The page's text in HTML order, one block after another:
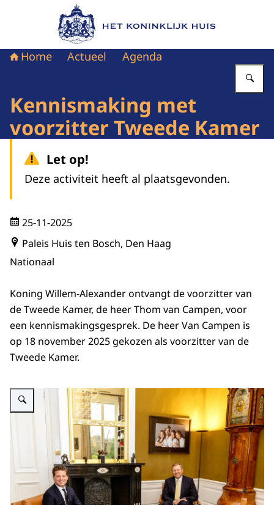
Naar de homepage van Het Koninklijk Huis
Home Actueel Agenda
Kennismaking met
voorzitter Tweede Kamer
Let op!
Deze activiteit heeft al plaatsgevonden.
25-11-2025
Paleis Huis ten Bosch, Den Haag
Nationaal
Koning Willem-Alexander ontvangt de voorzitter van
de Tweede Kamer, de heer Thom van Campen, voor
een kennismakingsgesprek. De heer Van Campen is
op 18 november 2025 gekozen als voorzitter van de
Tweede Kamer.
Vergroot afbeelding Koning en Thom van Campen op Paleis Huis ten